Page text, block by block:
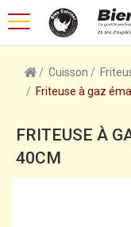
Cuisson
Friteuse à gaz
FRITEUSE À
40CM